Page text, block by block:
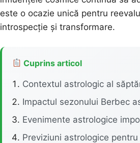
este o ocazie unică pentru
introspecție și transformare.
Cuprins articol
Contextul astrologic al
Impactul sezonului Berbec
Evenimente astrologice
Previziuni astrologice